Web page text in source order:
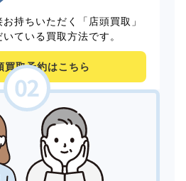
持ちいただく「店頭買取」
ている買取方法です。
買取予約はこちら